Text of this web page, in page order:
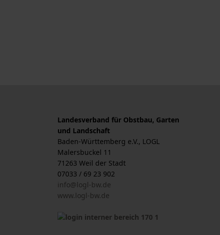
Landesverband für Obstbau, Garten
und Landschaft
Baden-Württemberg e.V., LOGL
Malersbuckel 11
71263 Weil der Stadt
07033 / 69 23 902
info@logl-bw.de
www.logl-bw.de